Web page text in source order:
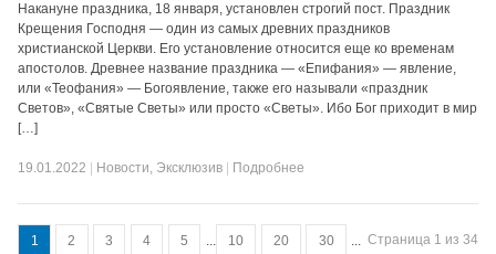
Накануне праздника, 18 января, установлен строгий пост. Праздник
Крещения Господня — один из самых древних праздников
христианской Церкви. Его установление относится еще ко временам
апостолов. Древнее название праздника — «Епифания» — явление,
или «Теофания» — Богоявление, также его называли «праздник
Светов», «Святые Светы» или просто «Светы». Ибо Бог приходит в мир
[…]
19.01.2022 Новости, Эксклюзив Подробнее
Страница 1 из 34
1 2 3 4 5 10 20 30